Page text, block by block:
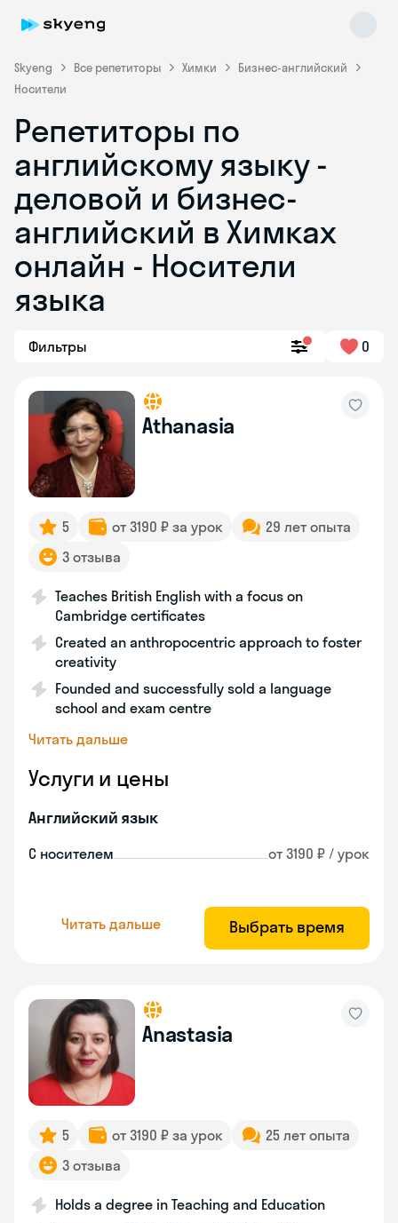
Skyeng Все репетиторы Химки
Бизнес-английский
Носители
Репетиторы по
английскому языку -
деловой и бизнес-
английский в Химках
онлайн - Носители
языка
Фильтры 0
Athanasia
5 от 3190 ₽ за урок
29 лет опыта
3 отзыва
Teaches British English with a focus on
Cambridge certificates
Created an anthropocentric approach to foster
creativity
Founded and successfully sold a language
school and exam centre
Читать дальше
Услуги и цены
Английский язык
С носителем от 3190 ₽ / урок
Читать дальше Выбрать время
Anastasia
5 от 3190 ₽ за урок
25 лет опыта
3 отзыва
Holds a degree in Teaching and Education
Skyeng Chat